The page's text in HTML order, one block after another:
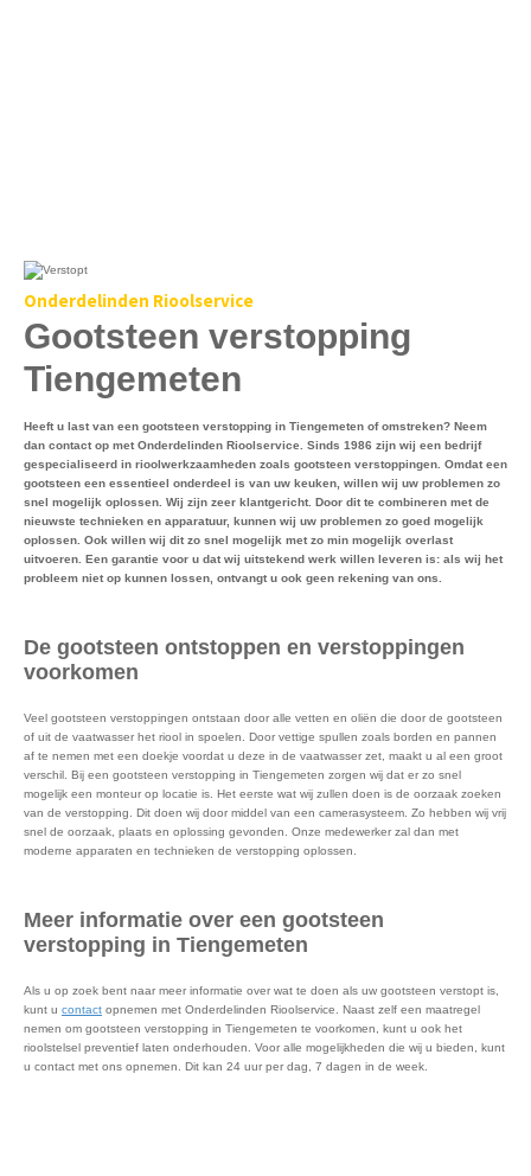
Onderdelinden Rioolservice
Gootsteen verstopping
Tiengemeten
Heeft u last van een gootsteen verstopping in Tiengemeten of omstreken? Neem
dan contact op met Onderdelinden Rioolservice. Sinds 1986 zijn wij een bedrijf
gespecialiseerd in rioolwerkzaamheden zoals gootsteen verstoppingen. Omdat een
gootsteen een essentieel onderdeel is van uw keuken, willen wij uw problemen zo
snel mogelijk oplossen. Wij zijn zeer klantgericht. Door dit te combineren met de
nieuwste technieken en apparatuur, kunnen wij uw problemen zo goed mogelijk
oplossen. Ook willen wij dit zo snel mogelijk met zo min mogelijk overlast
uitvoeren. Een garantie voor u dat wij uitstekend werk willen leveren is: als wij het
probleem niet op kunnen lossen, ontvangt u ook geen rekening van ons.
De gootsteen ontstoppen en verstoppingen
voorkomen
Veel gootsteen verstoppingen ontstaan door alle vetten en oliën die door de gootsteen
of uit de vaatwasser het riool in spoelen. Door vettige spullen zoals borden en pannen
af te nemen met een doekje voordat u deze in de vaatwasser zet, maakt u al een groot
verschil. Bij een gootsteen verstopping in Tiengemeten zorgen wij dat er zo snel
mogelijk een monteur op locatie is. Het eerste wat wij zullen doen is de oorzaak zoeken
van de verstopping. Dit doen wij door middel van een camerasysteem. Zo hebben wij vrij
snel de oorzaak, plaats en oplossing gevonden. Onze medewerker zal dan met
moderne apparaten en technieken de verstopping oplossen.
Meer informatie over een gootsteen
verstopping in Tiengemeten
Als u op zoek bent naar meer informatie over wat te doen als uw gootsteen verstopt is,
kunt u contact opnemen met Onderdelinden Rioolservice. Naast zelf een maatregel
nemen om gootsteen verstopping in Tiengemeten te voorkomen, kunt u ook het
rioolstelsel preventief laten onderhouden. Voor alle mogelijkheden die wij u bieden, kunt
u contact met ons opnemen. Dit kan 24 uur per dag, 7 dagen in de week.